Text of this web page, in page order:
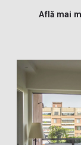
Află mai